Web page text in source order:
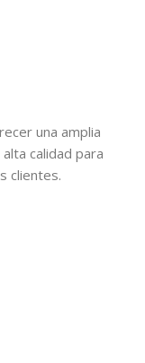
una amplia
calidad para
clientes.